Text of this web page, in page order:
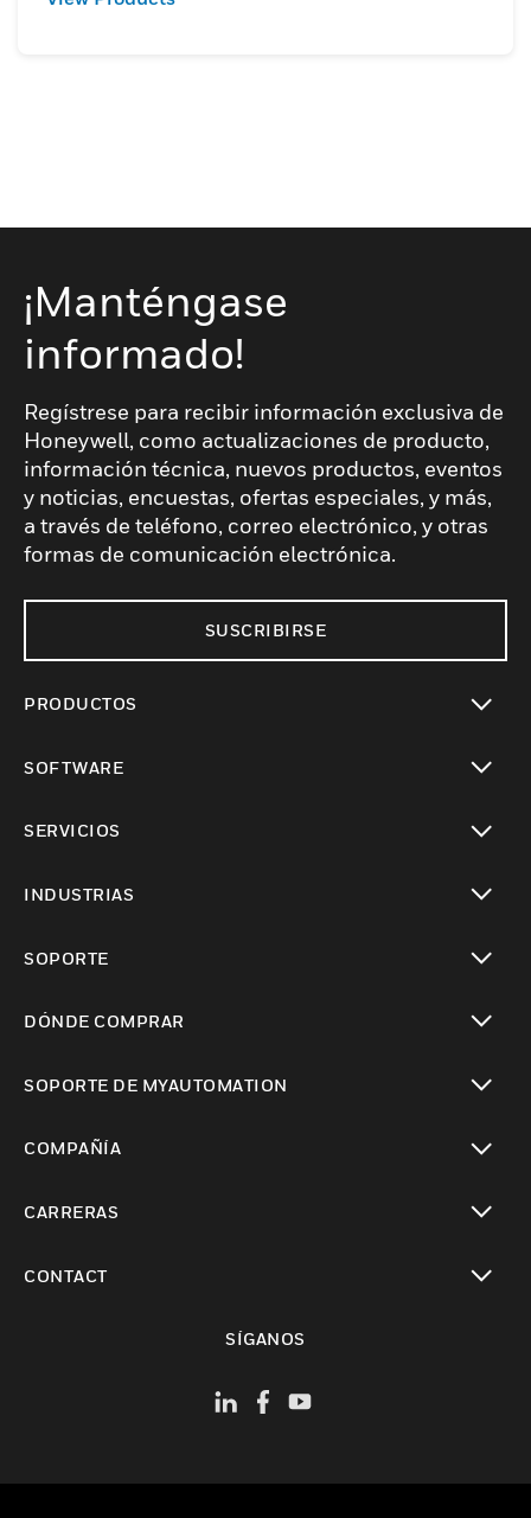
¡Manténgase
informado!
Regístrese para recibir información exclusiva de
Honeywell, como actualizaciones de producto,
información técnica, nuevos productos, eventos
y noticias, encuestas, ofertas especiales, y más,
a través de teléfono, correo electrónico, y otras
formas de comunicación electrónica.
SUSCRIBIRSE
PRODUCTOS
SOFTWARE
SERVICIOS
INDUSTRIAS
SOPORTE
DÓNDE COMPRAR
SOPORTE DE MYAUTOMATION
COMPAÑÍA
CARRERAS
CONTACT
SÍGANOS